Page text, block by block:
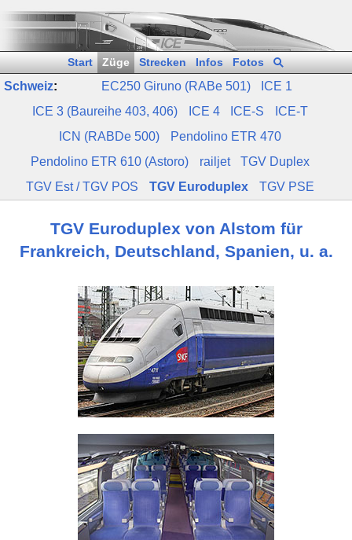
Start Züge Strecken Infos Fotos
Schweiz: EC250 Giruno (RABe 501)
ICE 1
ICE 3 (Baureihe 403, 406)
ICE 4 ICE‑S
ICE‑T
ICN (RABDe 500)
Pendolino ETR 470
Pendolino ETR 610 (Astoro)
railjet
TGV Duplex
TGV Est / TGV POS
TGV Euroduplex TGV PSE
TGV Euroduplex von Alstom für
Frankreich, Deutschland, Spanien, u. a.